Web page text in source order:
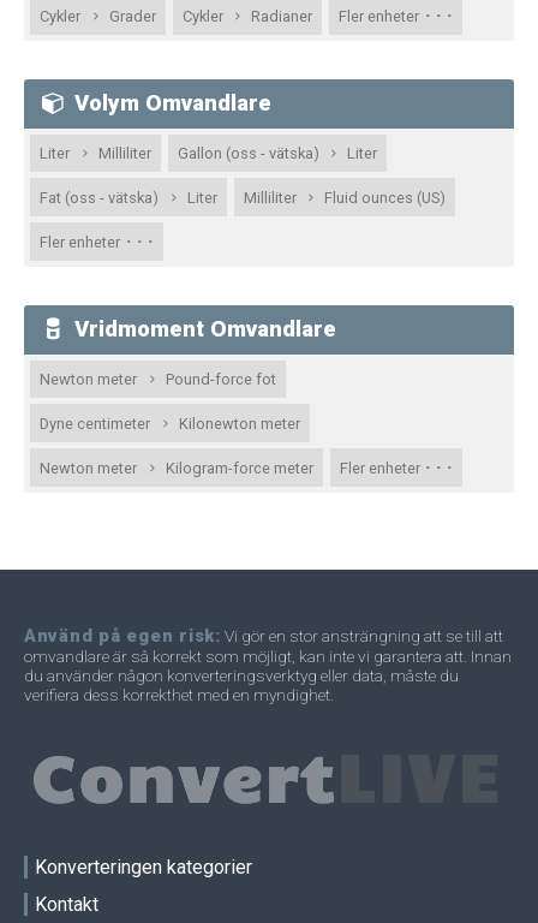
Cykler Grader Cykler Radianer Fler enheter · · ·
Volym Omvandlare
Liter Milliliter Gallon (oss - vätska) Liter
Fat (oss - vätska) Liter Milliliter Fluid ounces (US)
Fler enheter · · ·
Vridmoment Omvandlare
Newton meter Pound-force fot
Dyne centimeter Kilonewton meter
Newton meter Kilogram-force meter Fler enheter · · ·
Använd på egen risk: Vi gör en stor ansträngning att se till att
omvandlare är så korrekt som möjligt, kan inte vi garantera att. Innan
du använder någon konverteringsverktyg eller data, måste du
verifiera dess korrekthet med en myndighet.
Konverteringen kategorier
Kontakt